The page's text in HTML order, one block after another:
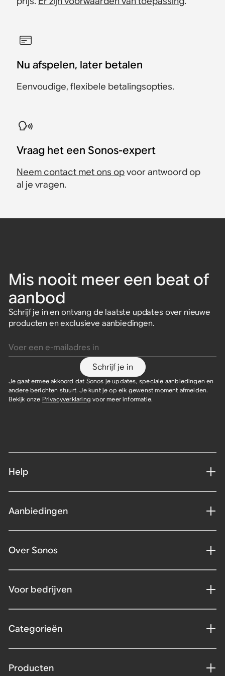
Nu afspelen, later betalen
Eenvoudige, flexibele betalingsopties.
Vraag het een Sonos-expert
Neem contact met ons opvoor antwoord op
al je vragen.
Mis nooit meer een beat of
aanbod
Schrijf je in en ontvang de laatste updates over nieuwe
producten en exclusieve aanbiedingen.
Schrijf je in
Je gaat ermee akkoord dat Sonos je updates, speciale aanbiedingen en
andere berichten stuurt. Je kunt je op elk gewenst moment afmelden.
Bekijk onze Privacyverklaring voor meer informatie.
Help
Aanbiedingen
Over Sonos
Voor bedrijven
Categorieën
Producten